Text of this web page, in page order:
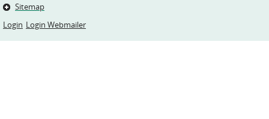
Sitemap
Login Login Webmailer